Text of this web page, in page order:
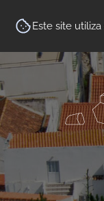
Este site